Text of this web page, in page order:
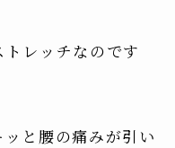
レッチなのです
と腰の痛みが引い